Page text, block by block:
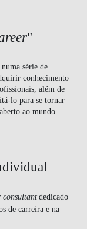
"
série de
conhecimento
além de
lo para se tornar
ao mundo.
consultantdedicado
de carreira e na